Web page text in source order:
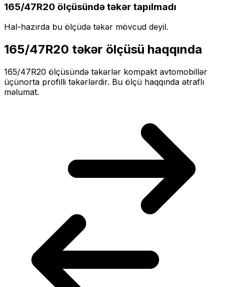
165/47R20 ölçüsündə təkər tapılmadı
Hal-hazırda bu ölçüdə təkər mövcud deyil.
165/47R20 təkər ölçüsü haqqında
165/47R20 ölçüsündə təkərlər kompakt avtomobillər
üçünorta profilli təkərlərdir. Bu ölçü haqqında ətraflı
məlumat.